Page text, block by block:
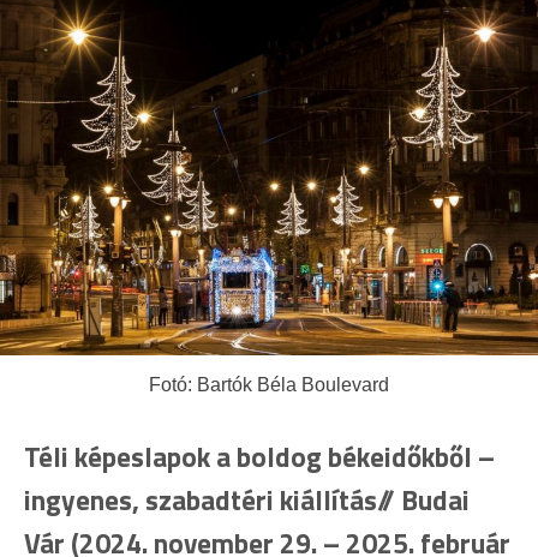
Fotó: Bartók Béla Boulevard
Téli képeslapok a boldog békeidőkből –
ingyenes, szabadtéri kiállítás// Budai
Vár (2024. november 29. – 2025. február